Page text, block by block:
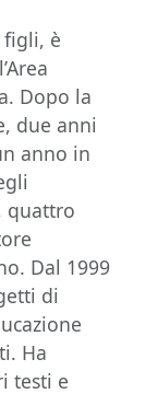
figli, è
Dopo la
due anni
anno in
quattro
Dal 1999
di
Ha
testi e